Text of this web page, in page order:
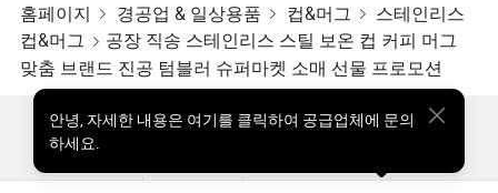
홈페이지 경공업 & 일상용품 컵&머그
스테인리스
컵&머그
공장 직송 스테인리스 스틸 보온 컵 커피 머그
맞춤 브랜드 진공 텀블러 슈퍼마켓 소매 선물 프로모션
안녕, 자세한 내용은 여기를 클릭하여 공급업체에 문의
하세요.
핫한 제품 핫 제품 가격 도매 핫 제품
스타 바이어
우리에 대하여
사용자 약관 개인정보 보호정책 연락하다